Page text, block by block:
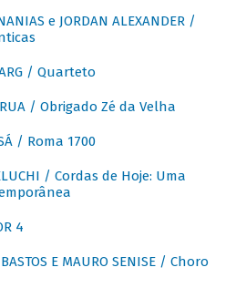
e JORDAN ALEXANDER /
/ Quarteto
RUA / Obrigado Zé da Velha
/ Roma 1700
/ Cordas de Hoje: Uma
4
BASTOS E MAURO SENISE / Choro